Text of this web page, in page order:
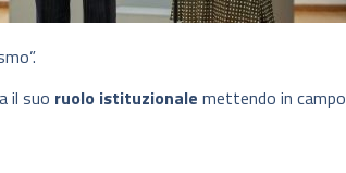
il suo ruolo istituzionale mettendo in campo